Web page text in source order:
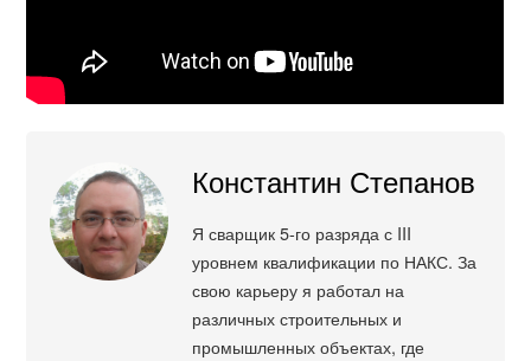
Константин Степанов
Я сварщик 5-го разряда с III
уровнем квалификации по НАКС. За
свою карьеру я работал на
различных строительных и
промышленных объектах, где